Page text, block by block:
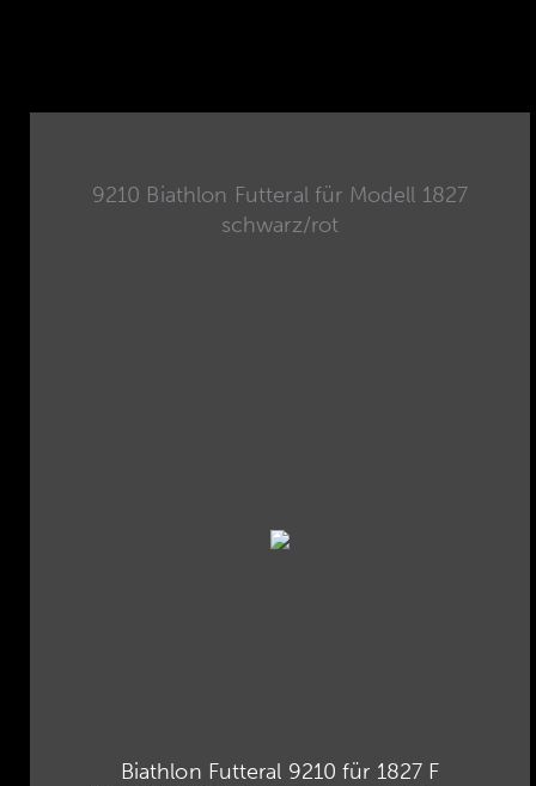
9210 Biathlon Futteral für Modell 1827
schwarz/rot
Biathlon Futteral 9210 für 1827 F